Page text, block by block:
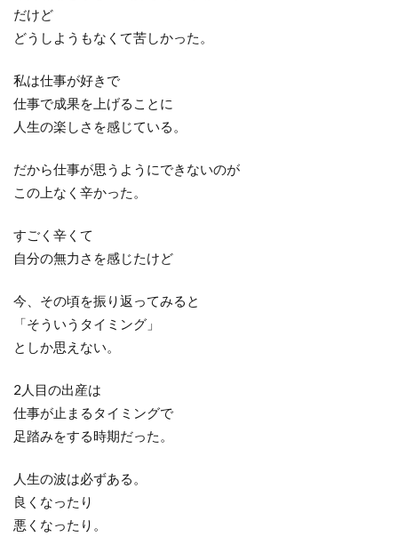
だけど
どうしようもなくて苦しかった。
私は仕事が好きで
仕事で成果を上げることに
人生の楽しさを感じている。
だから仕事が思うようにできないのが
この上なく辛かった。
すごく辛くて
自分の無力さを感じたけど
今、その頃を振り返ってみると
「そういうタイミング」
としか思えない。
2人目の出産は
仕事が止まるタイミングで
足踏みをする時期だった。
人生の波は必ずある。
良くなったり
悪くなったり。